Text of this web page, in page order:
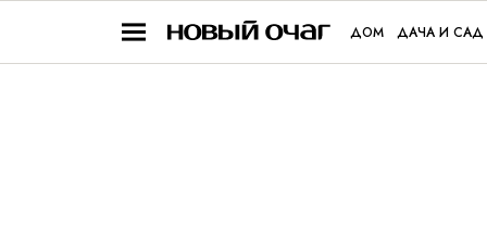
ДОМ ДАЧА И САД